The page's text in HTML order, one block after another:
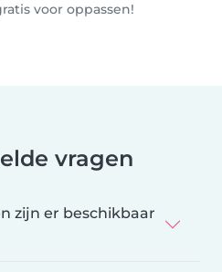
voor oppassen!
vragen
zijn er beschikbaar